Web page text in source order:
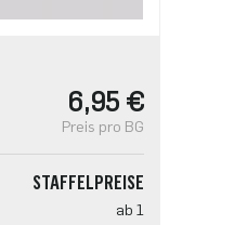
6,95 €
Preis pro BG
STAFFELPREISE
ab 1